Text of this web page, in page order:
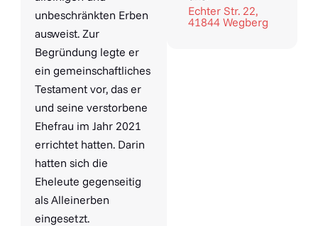
unbeschränkten Erben
ausweist. Zur
Begründung legte er
ein gemeinschaftliches
Testament vor, das er
und seine verstorbene
Ehefrau im Jahr 2021
errichtet hatten. Darin
hatten sich die
Eheleute gegenseitig
als Alleinerben
eingesetzt.
Echter Str. 22,
41844 Wegberg